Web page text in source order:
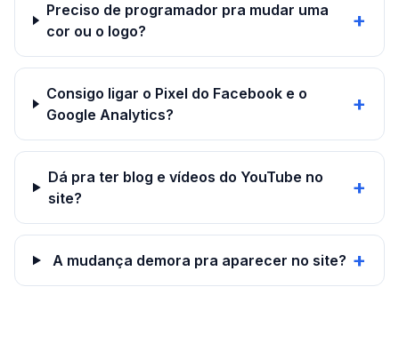
Preciso de programador pra mudar uma
cor ou o logo?
+
Consigo ligar o Pixel do Facebook e o
Google Analytics?
+
Dá pra ter blog e vídeos do YouTube no
site?
+
A mudança demora pra aparecer no site? +